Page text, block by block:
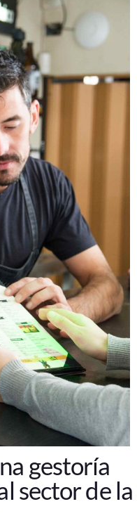
gestoría
sector de la